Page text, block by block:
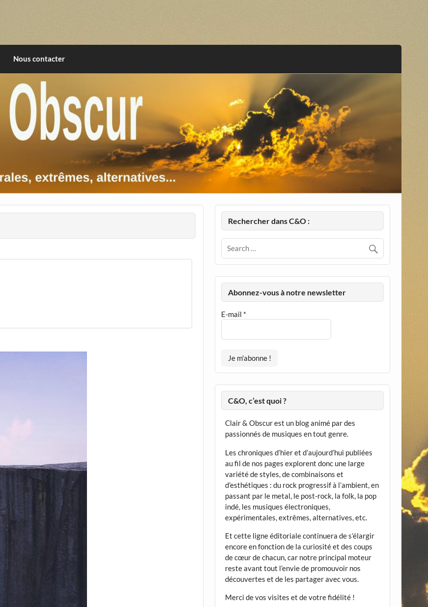
Nous contacter
Rechercher dans C&O :
Abonnez-vous à notre newsletter
E-mail *
C&O, c’est quoi ?
Clair & Obscur est un blog animé par des
passionnés de musiques en tout genre.
Les chroniques d’hier et d’aujourd’hui publiées
au fil de nos pages explorent donc une large
variété de styles, de combinaisons et
d’esthétiques : du rock progressif à l’ambient, en
passant par le metal, le post-rock, la folk, la pop
indé, les musiques électroniques,
expérimentales, extrêmes, alternatives, etc.
Et cette ligne éditoriale continuera de s’élargir
encore en fonction de la curiosité et des coups
de cœur de chacun, car notre principal moteur
reste avant tout l’envie de promouvoir nos
découvertes et de les partager avec vous.
Merci de vos visites et de votre fidélité !